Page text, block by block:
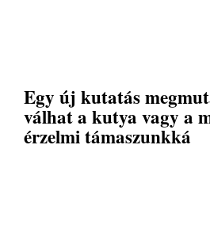
Egy új kutatás
válhat a kutya vagy a
érzelmi támaszunkká